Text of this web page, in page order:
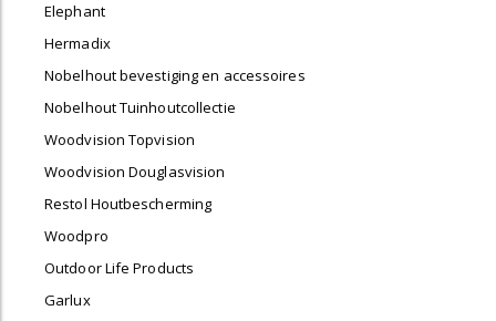
Elephant
Hermadix
Nobelhout bevestiging en accessoires
Nobelhout Tuinhoutcollectie
Woodvision Topvision
Woodvision Douglasvision
Restol Houtbescherming
Woodpro
Outdoor Life Products
Garlux